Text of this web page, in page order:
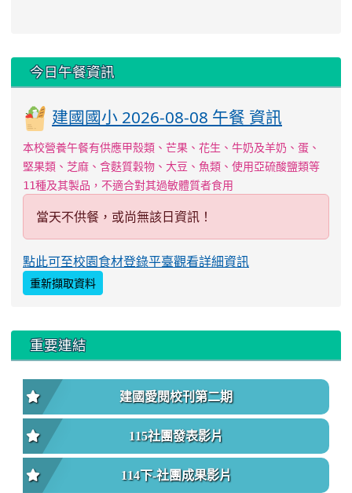
下中區域內容
今日午餐資訊
建國國小 2026-08-08 午餐 資訊
本校營養午餐有供應甲殼類、芒果、花生、牛奶及羊奶、蛋、
堅果類、芝麻、含麩質穀物、大豆、魚類、使用亞硫酸鹽類等
11種及其製品，不適合對其過敏體質者食用
當天不供餐，或尚無該日資訊！
點此可至校園食材登錄平臺觀看詳細資訊
重新擷取資料
左邊區域內容
重要連結
建國愛閱校刊第二期
115社團發表影片
114下-社團成果影片